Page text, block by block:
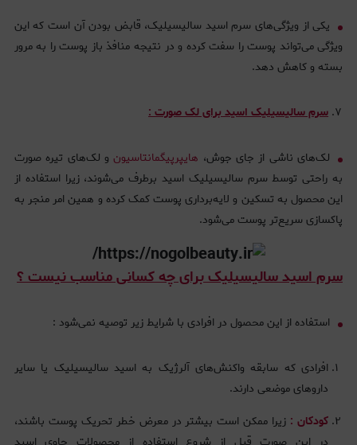
یکی از ویژگی‌های سرم اسید سالیسیلیک، قابض بودن آن است که این
ویژگی می‌تواند پوست را سفت کرده و در نتیجه منافذ باز پوست را به مرور
بسته و کاهش دهد.
سرم سالیسیلیک اسید برای لک صورت :
لک‌های ناشی از جای جوش، هایپرپیگمانتاسیونو لک‌های تیره صورت
به راحتی توسط سرم سالیسیلیک اسید برطرف می‌شوند، زیرا استفاده از
این محصول به تسکین و لایه‌برداری پوست کمک کرده و همین امر منجر به
پاکسازی سریع‌تر پوست می‌شود.
سرم اسید سالیسیلیک برای چه کسانی مناسب نیست ؟
استفاده از این محصول در افرادی با شرایط زیر توصیه نمی‌شود :
افرادی که سابقه واکنش‌های آلرژیک به اسید سالیسیلیک یا سایر
داروهای موضعی دارند.
کودکان : زیرا ممکن است بیشتر در معرض خطر تحریک پوست باشند،